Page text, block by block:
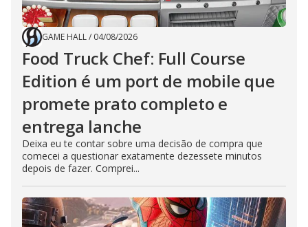
GAME HALL/ 04/08/2026
Food Truck Chef: Full Course
Edition é um port de mobile que
promete prato completo e
entrega lanche
Deixa eu te contar sobre uma decisão de compra que
comecei a questionar exatamente dezessete minutos
depois de fazer. Comprei...